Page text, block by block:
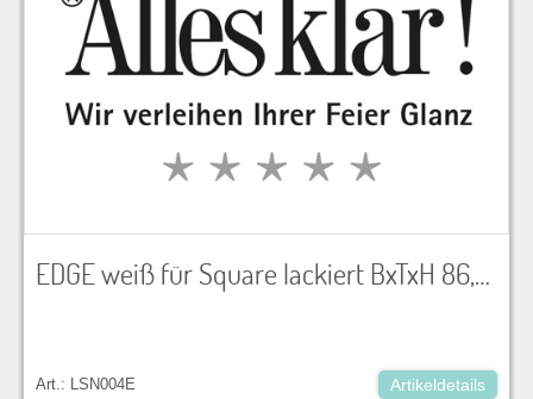
EDGE weiß für Square lackiert BxTxH 86,5 x 86,5 x 110 cm
Art.: LSN004E Artikeldetails